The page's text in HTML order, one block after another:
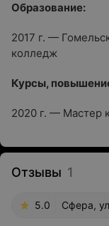
Образование:
2017 г. —
колледж
Курсы,
2020 г. — Мастер
Отзывы 1
5.0 Сфера,